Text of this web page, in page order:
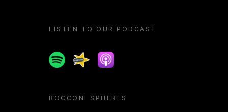
LISTEN TO OUR PODCAST
SpotifySpreakerApple podcast
BOCCONI SPHERES